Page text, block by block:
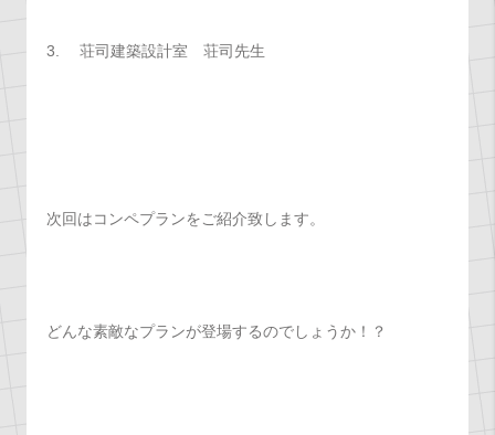
3. 荘司建築設計室 荘司先生
次回はコンペプランをご紹介致します。
どんな素敵なプランが登場するのでしょうか！？